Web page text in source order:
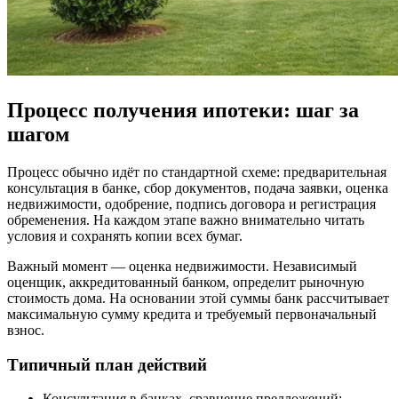
Процесс получения ипотеки: шаг за
шагом
Процесс обычно идёт по стандартной схеме: предварительная
консультация в банке, сбор документов, подача заявки, оценка
недвижимости, одобрение, подпись договора и регистрация
обременения. На каждом этапе важно внимательно читать
условия и сохранять копии всех бумаг.
Важный момент — оценка недвижимости. Независимый
оценщик, аккредитованный банком, определит рыночную
стоимость дома. На основании этой суммы банк рассчитывает
максимальную сумму кредита и требуемый первоначальный
взнос.
Типичный план действий